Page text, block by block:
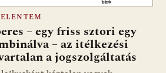
– egy friss sztori egy
– az itélkezési
a jogszolgáltatás